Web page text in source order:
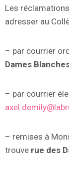
Les
adresser au
– par courrier
Dames
– par courrier
– remises à
trouve rue des